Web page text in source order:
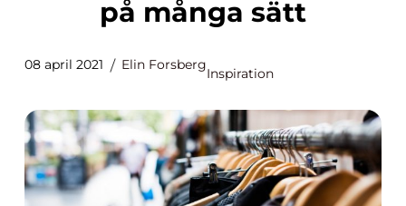
på många sätt
08 april 2021 Elin Forsberg
Inspiration